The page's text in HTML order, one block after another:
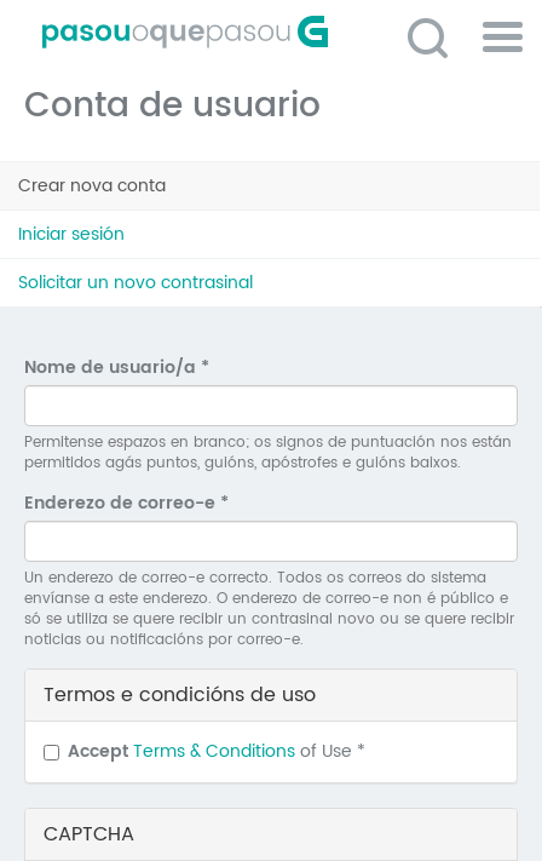
contido
O
O
Conta de usuario
Pestanas
principais
Crear nova conta
Iniciar sesión
Solicitar un novo contrasinal
Nome de usuario/a *
Permitense espazos en branco; os signos de puntuación nos están
permitidos agás puntos, guións, apóstrofes e guións baixos.
Enderezo de correo-e *
Un enderezo de correo-e correcto. Todos os correos do sistema
envíanse a este enderezo. O enderezo de correo-e non é público e
só se utiliza se quere recibir un contrasinal novo ou se quere recibir
noticias ou notificacións por correo-e.
Termos e condicións de uso
AcceptTerms & Conditionsof Use *
CAPTCHA